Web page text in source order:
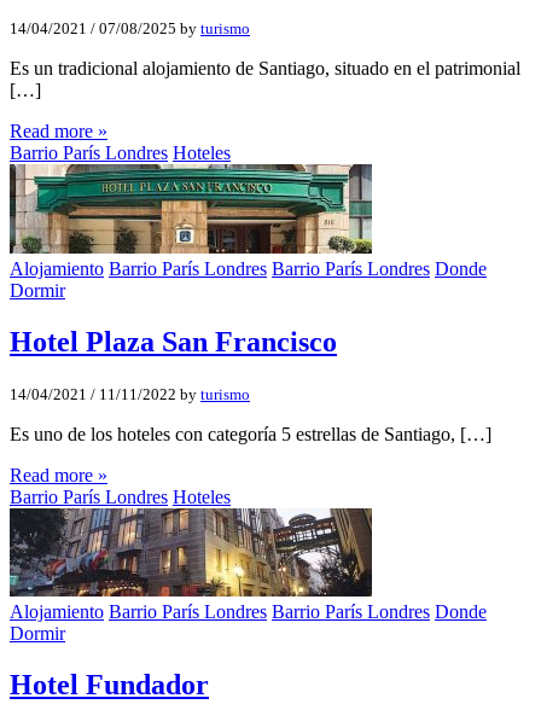
14/04/2021 / 07/08/2025 by turismo
Es un tradicional alojamiento de Santiago, situado en el patrimonial
[…]
Read more »
Barrio París Londres Hoteles
Alojamiento Barrio París Londres Barrio París Londres Donde
Dormir
Hotel Plaza San Francisco
14/04/2021 / 11/11/2022 by turismo
Es uno de los hoteles con categoría 5 estrellas de Santiago, […]
Read more »
Barrio París Londres Hoteles
Alojamiento Barrio París Londres Barrio París Londres Donde
Dormir
Hotel Fundador